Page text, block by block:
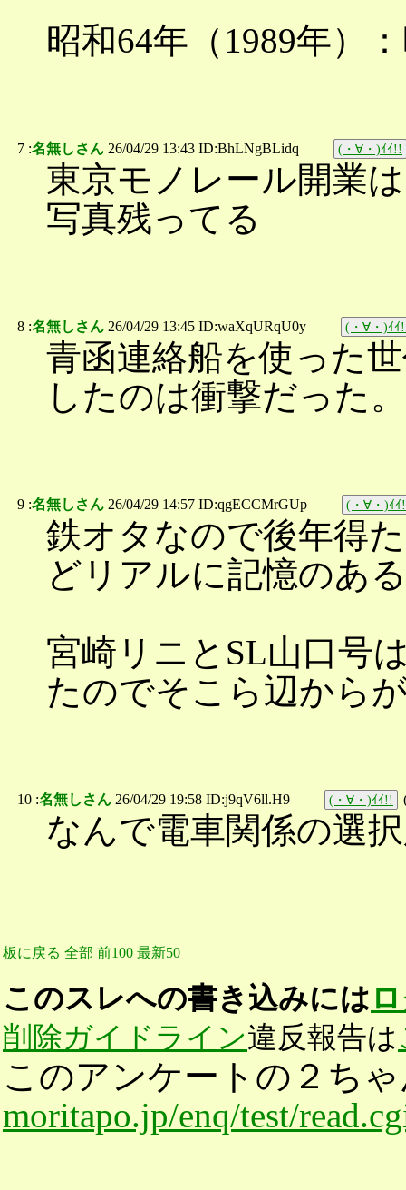
昭和64年（1989年）
7 :名無しさん 26/04/29 13:43 ID:BhLNgBLidq (・∀・)ｲｲ!!
東京モノレール開業
写真残ってる
8 :名無しさん 26/04/29 13:45 ID:waXqURqU0y (・∀・)ｲｲ
青函連絡船を使った
したのは衝撃だった。
9 :名無しさん 26/04/29 14:57 ID:qgECCMrGUp (・∀・)ｲｲ
鉄オタなので後年得
どリアルに記憶のあ
宮崎リニとSL山口号
たのでそこら辺から
10 :名無しさん 26/04/29 19:58 ID:j9qV6ll.H9 (・∀・)ｲｲ!!
なんで電車関係の選
板に戻る 全部 前100 最新50
このスレへの書き込みには
削除ガイドライン違反報告は
このアンケートの２ち
moritapo.jp/enq/test/